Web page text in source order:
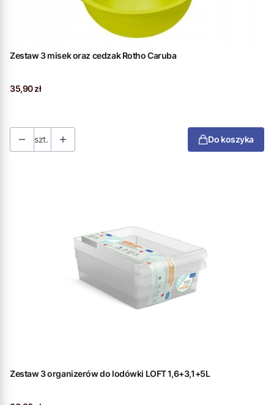
Zestaw 3 misek oraz cedzak Rotho Caruba
Cena
35,90 zł
szt. Do koszyka
Zestaw 3 organizerów do lodówki LOFT 1,6+3,1+5L